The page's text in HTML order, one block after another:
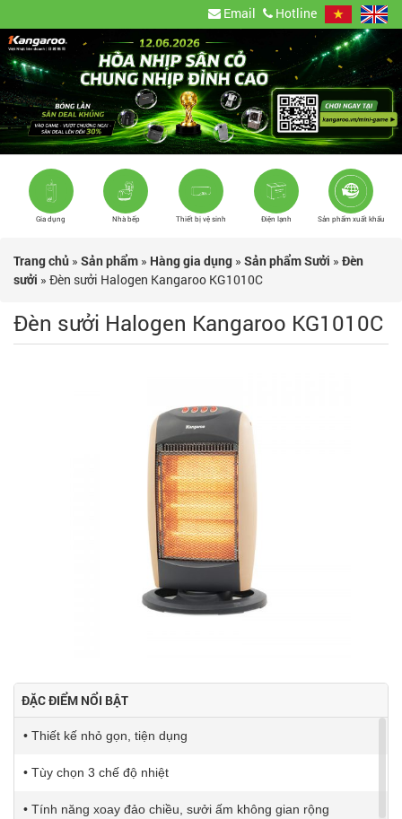
Email Hotline
Gia dụng Nhà bếp Thiết bị vệ sinh Điện lạnh Sản phẩm xuất khẩu
Trang chủ » Sản phẩm » Hàng gia dụng » Sản phẩm Sưởi » Đèn
sưởi » Đèn sưởi Halogen Kangaroo KG1010C
Đèn sưởi Halogen Kangaroo KG1010C
ĐẶC ĐIỂM NỔI BẬT
• Thiết kế nhỏ gọn, tiện dụng
• Tùy chọn 3 chế độ nhiệt
• Tính năng xoay đảo chiều, sưởi ấm không gian rộng